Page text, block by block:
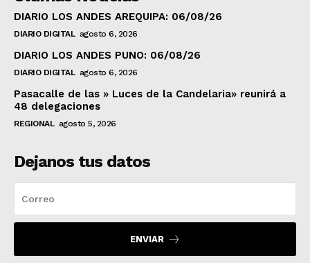
DIARIO LOS ANDES AREQUIPA: 06/08/26
DIARIO DIGITAL agosto 6, 2026
DIARIO LOS ANDES PUNO: 06/08/26
DIARIO DIGITAL agosto 6, 2026
Pasacalle de las » Luces de la Candelaria» reunirá a
48 delegaciones
REGIONAL agosto 5, 2026
Dejanos tus datos
ENVIAR